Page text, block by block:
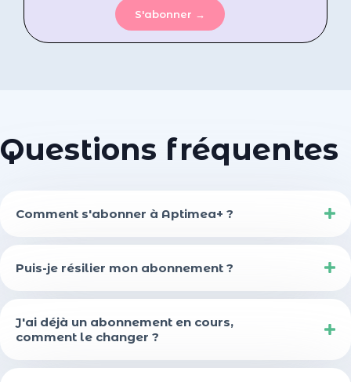
S'abonner →
Questions fréquentes
Comment s'abonner à Aptimea+ ?
Puis-je résilier mon abonnement ?
J'ai déjà un abonnement en cours,
comment le changer ?